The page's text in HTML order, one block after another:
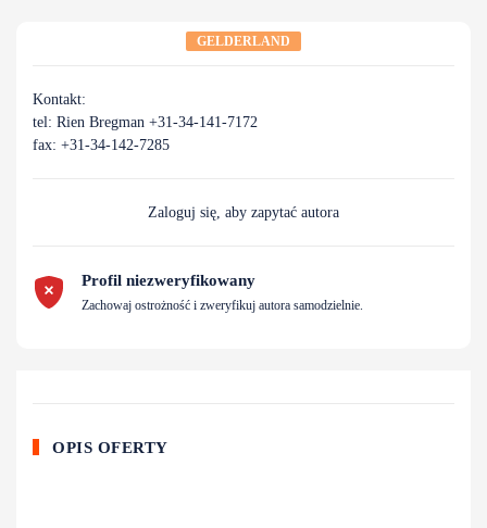
GELDERLAND
Kontakt:
tel: Rien Bregman +31-34-141-7172
fax: +31-34-142-7285
Zaloguj się, aby zapytać autora
Profil niezweryfikowany
Zachowaj ostrożność i zweryfikuj autora samodzielnie.
OPIS OFERTY